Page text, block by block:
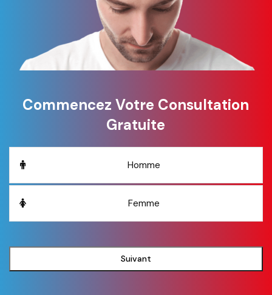
Commencez Votre Consultation
Gratuite
Homme
Femme
Suivant